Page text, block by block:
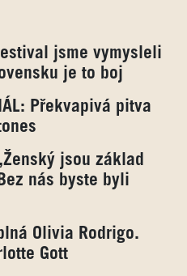
jsme vymysleli
je to boj
Překvapivá pitva
jsou základ
nás byste byli
Olivia Rodrigo.
Gott